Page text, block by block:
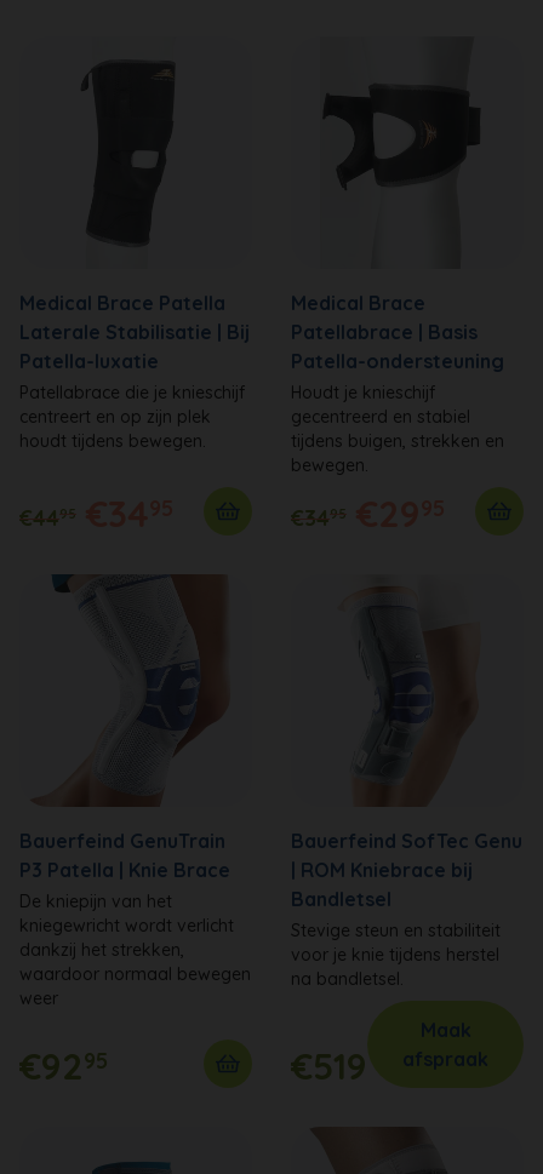
Medical Brace Patella
Laterale Stabilisatie | Bij
Patella-luxatie
Patellabrace die je knieschijf
centreert en op zijn plek
houdt tijdens bewegen.
€4495
Medical Brace
Patellabrace | Basis
Patella-ondersteuning
Houdt je knieschijf
gecentreerd en stabiel
tijdens buigen, strekken en
bewegen.
€3495
Bauerfeind GenuTrain
P3 Patella | Knie Brace
De kniepijn van het
kniegewricht wordt verlicht
dankzij het strekken,
waardoor normaal bewegen
weer
€9295
Bauerfeind SofTec Genu
| ROM Kniebrace bij
Bandletsel
Stevige steun en stabiliteit
voor je knie tijdens herstel
na bandletsel.
€519